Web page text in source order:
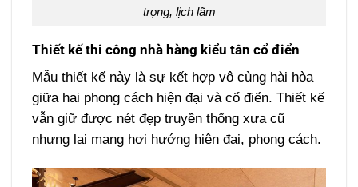
trọng, lịch lãm
Thiết kế thi công nhà hàng kiểu tân cổ điển
Mẫu thiết kế này là sự kết hợp vô cùng hài hòa
giữa hai phong cách hiện đại và cổ điển. Thiết kế
vẫn giữ được nét đẹp truyền thống xưa cũ
nhưng lại mang hơi hướng hiện đại, phong cách.